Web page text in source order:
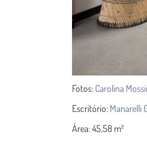
Fotos: Carolina
Escritório: Manarelli
Área: 45,58 m²